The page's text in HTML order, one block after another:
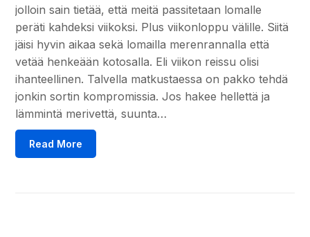
jolloin sain tietää, että meitä passitetaan lomalle
peräti kahdeksi viikoksi. Plus viikonloppu välille. Siitä
jäisi hyvin aikaa sekä lomailla merenrannalla että
vetää henkeään kotosalla. Eli viikon reissu olisi
ihanteellinen. Talvella matkustaessa on pakko tehdä
jonkin sortin kompromissia. Jos hakee hellettä ja
lämmintä merivettä, suunta…
Read More